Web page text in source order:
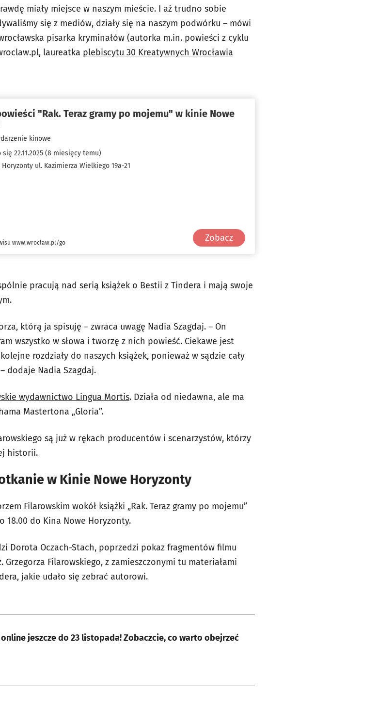
miały miejsce w naszym mieście. I aż trudno sobie
się z mediów, działy się na naszym podwórku – mówi
pisarka kryminałów (autorka m.in. powieści z cyklu
laureatka plebiscytu 30 Kreatywnych Wrocławia
"Rak. Teraz gramy po mojemu" w kinie Nowe
kinowe
się 22.11.2025 (8 miesięcy temu)
ul. Kazimierza Wielkiego 19a-21
Zobacz
www.wroclaw.pl/go
pracują nad serią książek o Bestii z Tindera i mają swoje
którą ja spisuję – zwraca uwagę Nadia Szagdaj. – On
wszystko w słowa i tworzę z nich powieść. Ciekawe jest
rozdziały do naszych książek, ponieważ w sądzie cały
dodaje Nadia Szagdaj.
wydawnictwo Lingua Mortis. Działa od niedawna, ale ma
Mastertona „Gloria”.
są już w rękach producentów i scenarzystów, którzy
historii.
w Kinie Nowe Horyzonty
Filarowskim wokół książki „Rak. Teraz gramy po mojemu”
18.00 do Kina Nowe Horyzonty.
Dorota Oczach-Stach, poprzedzi pokaz fragmentów filmu
Grzegorza Filarowskiego, z zamieszczonymi tu materiałami
jakie udało się zebrać autorowi.
jeszcze do 23 listopada! Zobaczcie, co warto obejrzeć